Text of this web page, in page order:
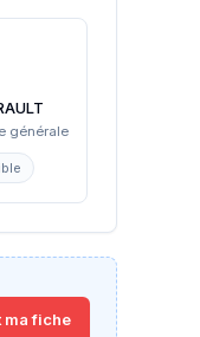
générale
ma fiche